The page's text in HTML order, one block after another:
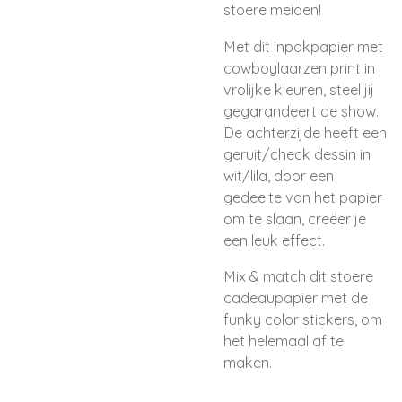
stoere meiden!
Met dit inpakpapier met
cowboylaarzen print in
vrolijke kleuren, steel jij
gegarandeert de show.
De achterzijde heeft een
geruit/check dessin in
wit/lila, door een
gedeelte van het papier
om te slaan, creëer je
een leuk effect.
Mix & match dit stoere
cadeaupapier met de
funky color stickers, om
het helemaal af te
maken.